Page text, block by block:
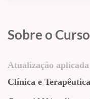
Sobre o Curso
Atualização
Clínica e